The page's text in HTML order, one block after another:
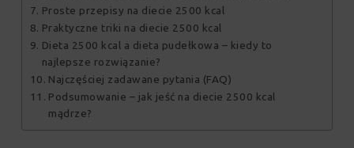
Proste przepisy na diecie 2500 kcal
Praktyczne triki na diecie 2500 kcal
Dieta 2500 kcal a dieta pudełkowa – kiedy to
najlepsze rozwiązanie?
Najczęściej zadawane pytania (FAQ)
Podsumowanie – jak jeść na diecie 2500 kcal
mądrze?